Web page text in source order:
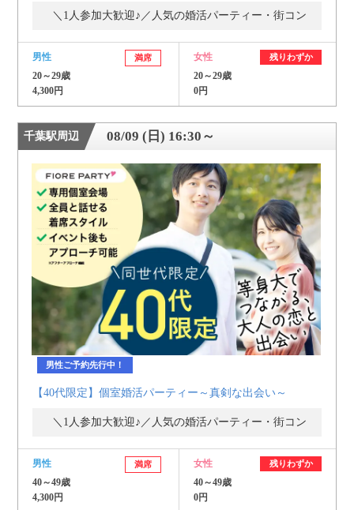
＼1人参加大歓迎♪／人気の婚活パーティー・街コン
男性 満席
20～29歳
4,300円
女性 残りわずか
20～29歳
0円
千葉駅周辺 08/09 (日) 16:30～
男性ご予約先行中！
【40代限定】個室婚活パーティー～真剣な出会い～
＼1人参加大歓迎♪／人気の婚活パーティー・街コン
男性 満席
40～49歳
4,300円
女性 残りわずか
40～49歳
0円